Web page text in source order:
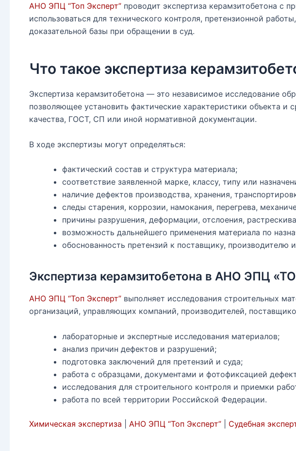
АНО ЭПЦ “Топ Эксперт” проводит экспертиза керамзитобетона с
использоваться для технического контроля, претензионной
доказательной базы при обращении в суд.
Что такое экспертиза
Экспертиза керамзитобетона — это независимое исследование
позволяющее установить фактические характеристики объекта и
качества, ГОСТ, СП или иной нормативной документации.
В ходе экспертизы могут определяться:
фактический состав и структура материала;
соответствие заявленной марке, классу, типу или
наличие дефектов производства, хранения,
следы старения, коррозии, намокания, перегрева,
причины разрушения, деформации, отслоения,
возможность дальнейшего применения материала по
обоснованность претензий к поставщику, производителю
Экспертиза керамзитобетона в АНО ЭПЦ
АНО ЭПЦ “Топ Эксперт” выполняет исследования строительных
организаций, управляющих компаний, производителей,
лабораторные и экспертные исследования материалов;
анализ причин дефектов и разрушений;
подготовка заключений для претензий и суда;
работа с образцами, документами и фотофиксацией
исследования для строительного контроля и приемки
работа по всей территории Российской Федерации.
Химическая экспертиза АНО ЭПЦ “Топ Эксперт” Судебная